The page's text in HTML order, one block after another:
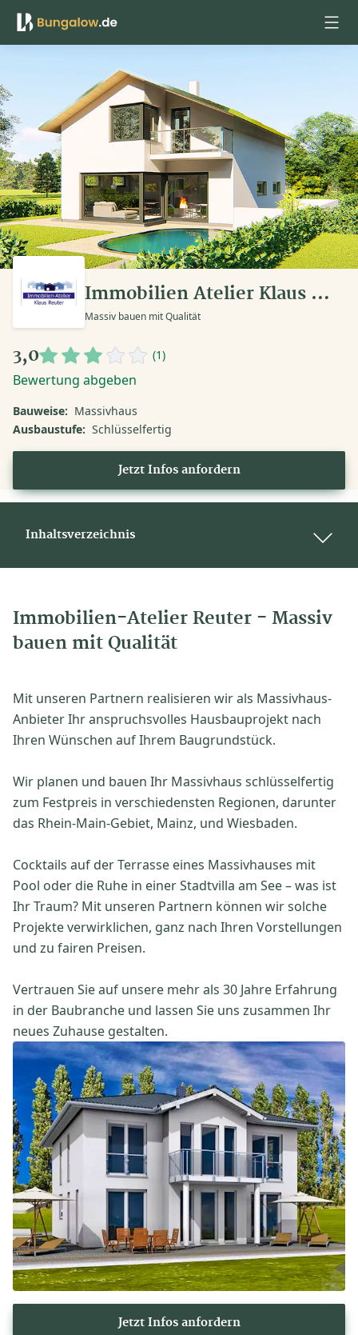
Immobilien Atelier Klaus Reuter
Massiv bauen mit Qualität
3,0 (1)
Bewertung abgeben
Bauweise: Massivhaus
Ausbaustufe: Schlüsselfertig
Jetzt Infos anfordern
Inhaltsverzeichnis
Immobilien-Atelier Reuter - Massiv
bauen mit Qualität
Mit unseren Partnern realisieren wir als Massivhaus-
Anbieter Ihr anspruchsvolles Hausbauprojekt nach
Ihren Wünschen auf Ihrem Baugrundstück.
Wir planen und bauen Ihr Massivhaus schlüsselfertig
zum Festpreis in verschiedensten Regionen, darunter
das Rhein-Main-Gebiet, Mainz, und Wiesbaden.
Cocktails auf der Terrasse eines Massivhauses mit
Pool oder die Ruhe in einer Stadtvilla am See – was ist
Ihr Traum? Mit unseren Partnern können wir solche
Projekte verwirklichen, ganz nach Ihren Vorstellungen
und zu fairen Preisen.
Vertrauen Sie auf unsere mehr als 30 Jahre Erfahrung
in der Baubranche und lassen Sie uns zusammen Ihr
neues Zuhause gestalten.
Jetzt Infos anfordern